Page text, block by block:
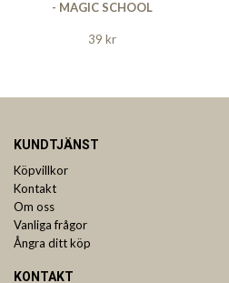
- MAGIC SCHOOL
39 kr
KUNDTJÄNST
Köpvillkor
Kontakt
Om oss
Vanliga frågor
Ångra ditt köp
KONTAKT